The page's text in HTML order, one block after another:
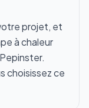
projet, et
à chaleur
choisissez ce